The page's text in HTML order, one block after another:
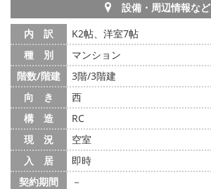
設備・周辺情報など
内 訳
K2帖、洋室7帖
種 別
マンション
階数/階建
3階/3階建
向 き
西
構 造
RC
現 況
空室
入 居
即時
契約期間
－